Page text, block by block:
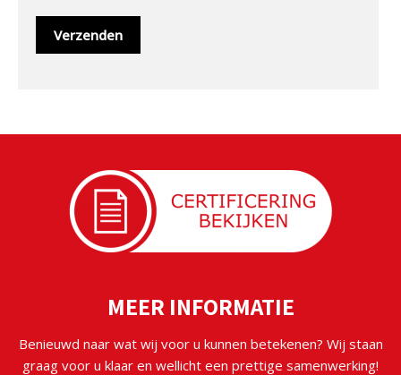
MEER INFORMATIE
Benieuwd naar wat wij voor u kunnen betekenen? Wij staan
graag voor u klaar en wellicht een prettige samenwerking!